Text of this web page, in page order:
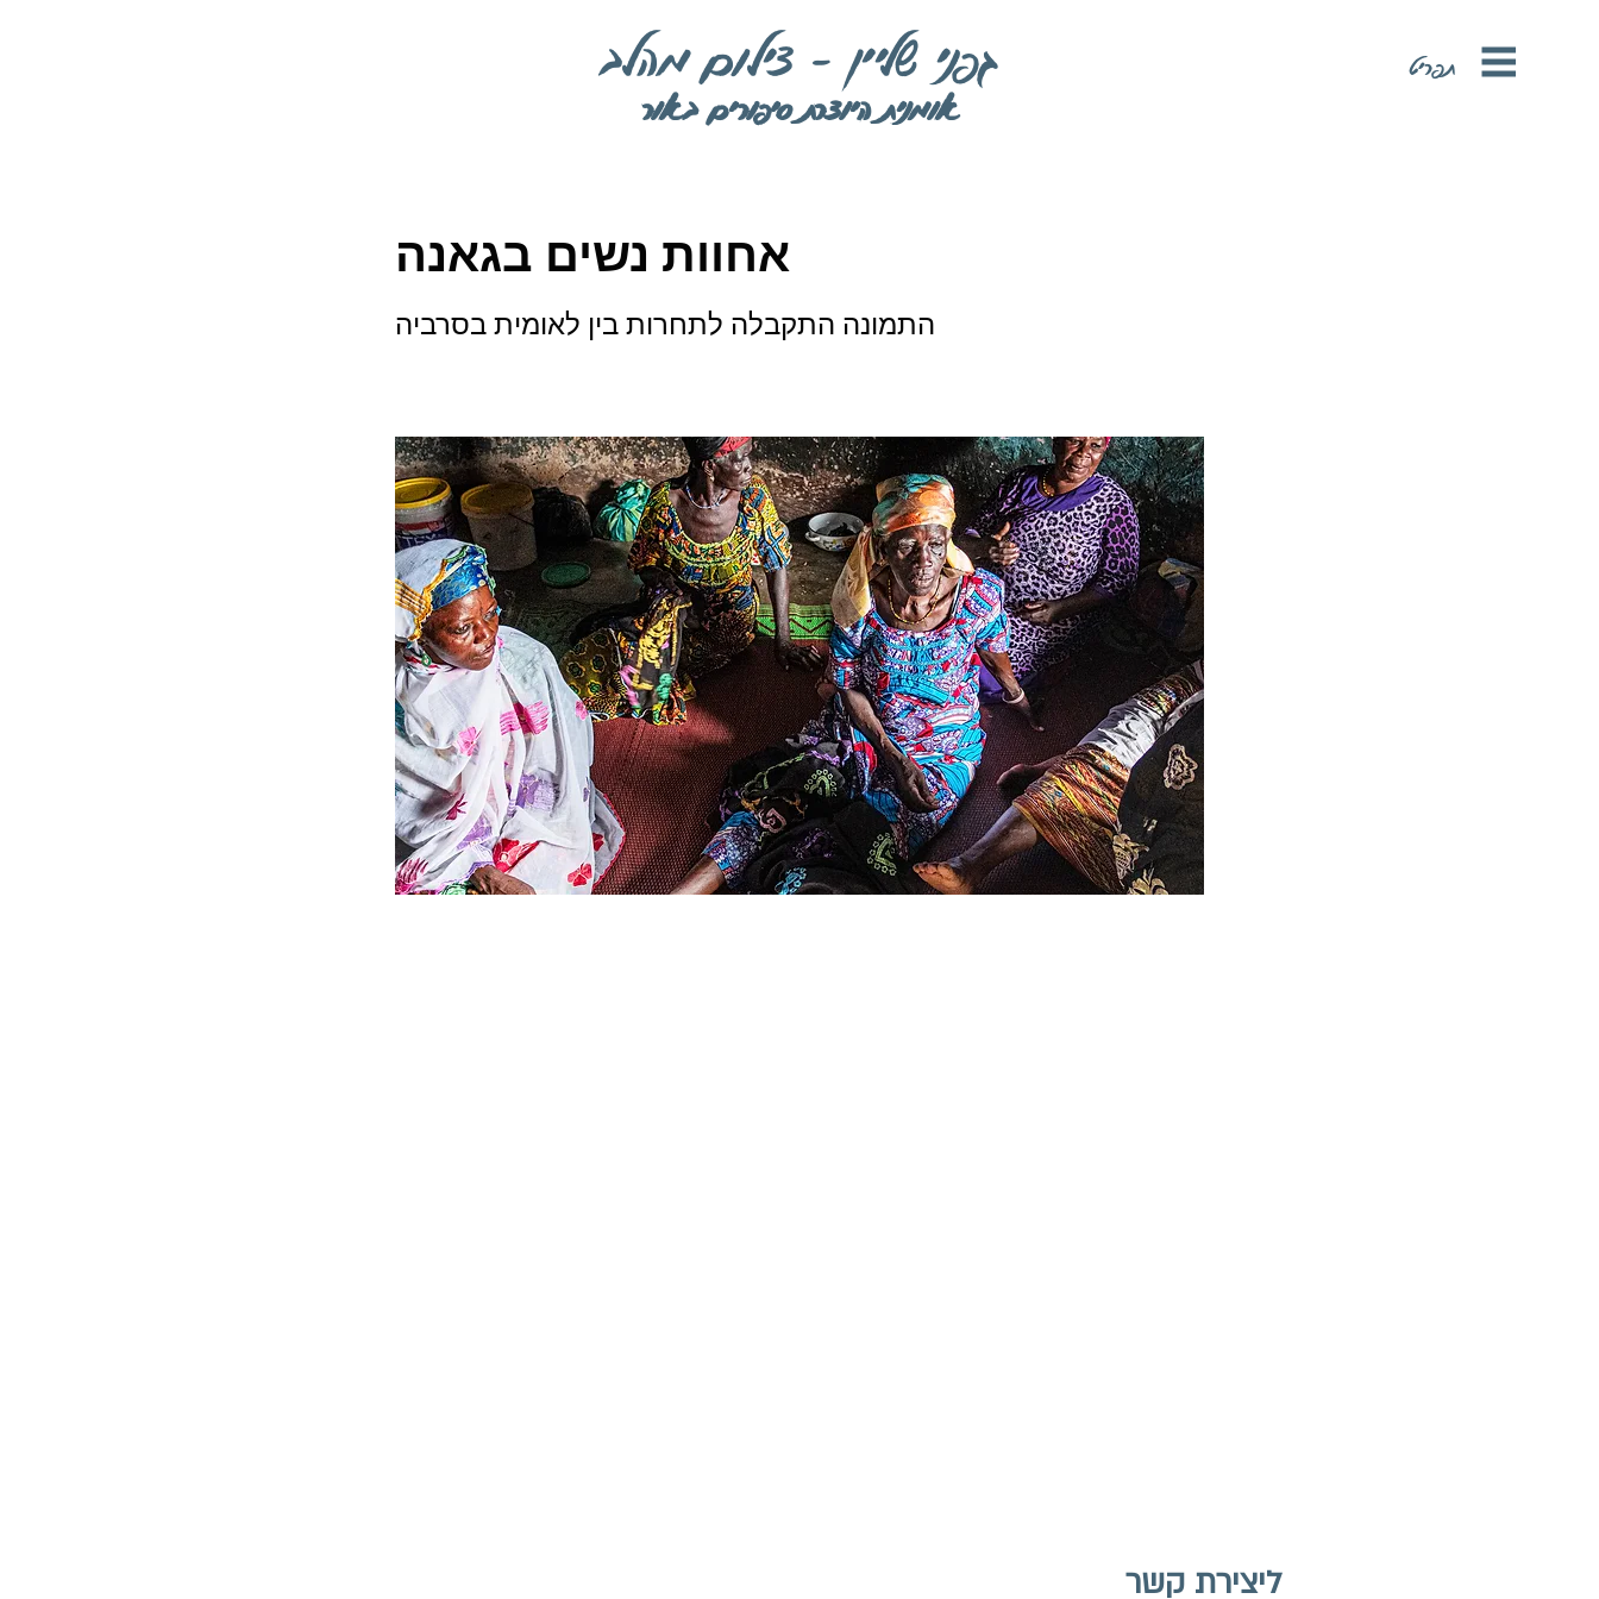
תפריט גפני שליין - צילום מהלב
אומנית היוצרת סיפורים באור
אחוות נשים בגאנה
התמונה התקבלה לתחרות בין לאומית בסרביה
ליצירת קשר